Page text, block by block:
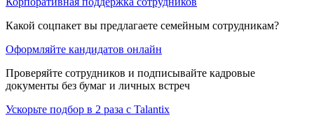
Какой соцпакет вы предлагаете семейным сотрудникам?
Оформляйте кандидатов онлайн
Проверяйте сотрудников и подписывайте кадровые
документы без бумаг и личных встреч
Ускорьте подбор в 2 раза с Talantix